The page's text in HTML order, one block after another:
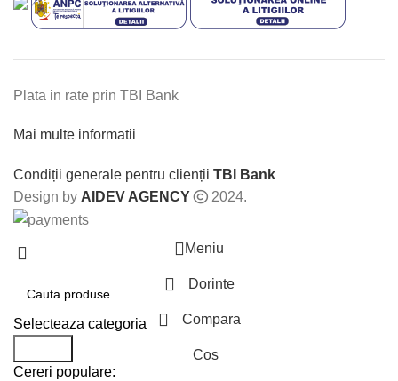
Plata in rate prin TBI Bank
Mai multe informatii
Condiții generale pentru clienții TBI Bank
Design by AIDEV AGENCY 2024.
Selecteaza categoria
Cereri populare:
Meniu
Dorinte
Compara
Cos